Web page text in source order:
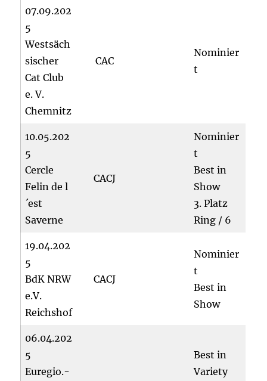
07.09.202
5
Westsäch
sischer
Cat Club
e. V.
Chemnitz
CAC
Nominier
t
10.05.202
5
Cercle
Felin de l
´est
Saverne
CACJ
Nominier
t
Best in
Show
3. Platz
Ring / 6
19.04.202
5
BdK NRW
e.V.
Reichshof
CACJ
Nominier
t
Best in
Show
06.04.202
5
Euregio.-
Best in
Variety